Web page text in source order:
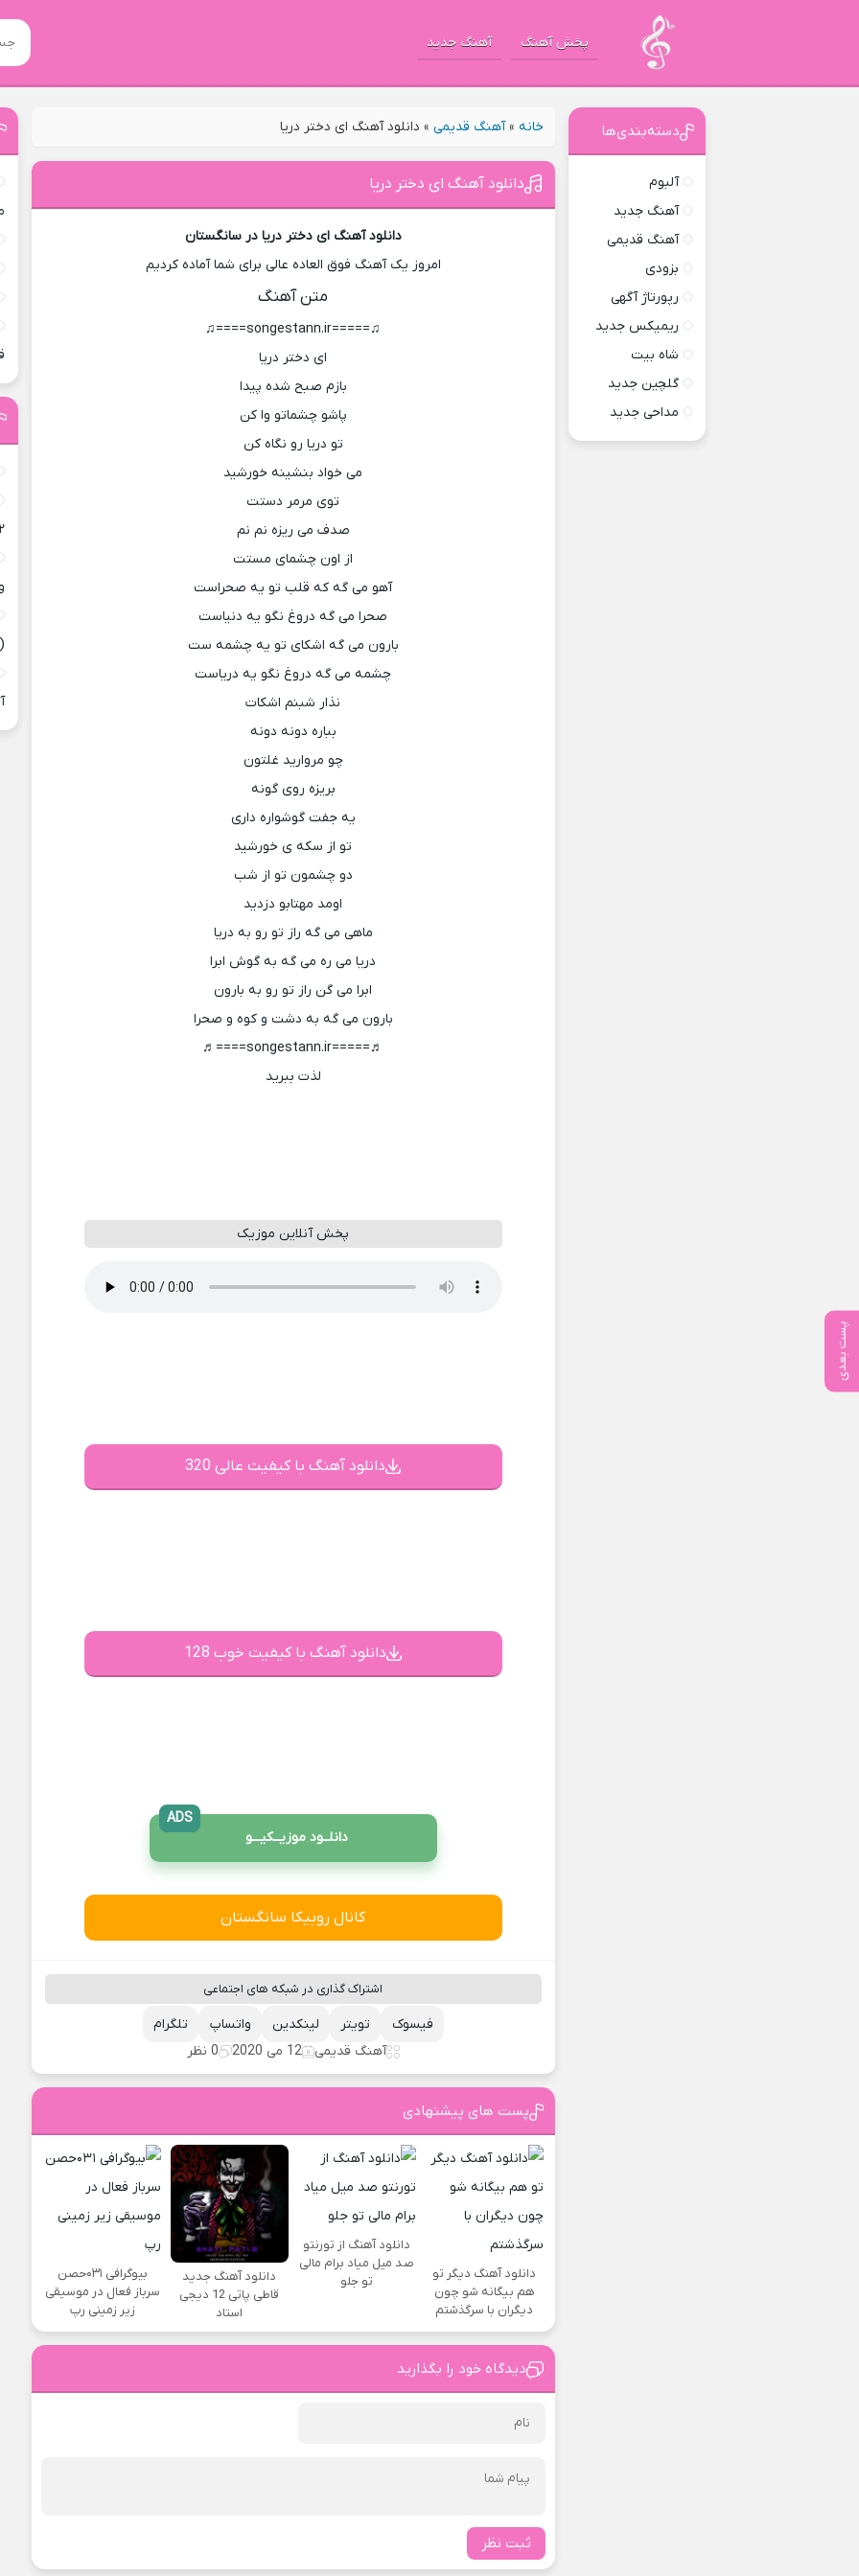
پخش آهنگ آهنگ جدید
خانه »آهنگ قدیمی » دانلود آهنگ ای دختر دریا
پست بعدی
دانلود آهنگ ای دختر دریا
دانلود آهنگ ای دختر دریا در سانگستان
امروز یک آهنگ فوق العاده عالی برای شما آماده کردیم
متن آهنگ
♫=====songestann.ir====♫
ای دختر دریا
بازم صبح شده پیدا
پاشو چشماتو وا کن
تو دریا رو نگاه کن
می خواد بنشینه خورشید
توی مرمر دستت
صدف می ریزه نم نم
از اون چشمای مستت
آهو می گه که قلب تو یه صحراست
صحرا می گه دروغ نگو یه دنیاست
بارون می گه اشکای تو یه چشمه ست
چشمه می گه دروغ نگو یه دریاست
نذار شبنم اشکات
بباره دونه دونه
چو مروارید غلتون
بریزه روی گونه
یه جفت گوشواره داری
تو از سکه ی خورشید
دو چشمون تو از شب
اومد مهتابو دزدید
ماهی می گه راز تو رو به دریا
دریا می ره می گه به گوش ابرا
ابرا می گن راز تو رو به بارون
بارون می گه به دشت و کوه و صحرا
♬=====songestann.ir====♬
لذت ببرید
پخش آنلاین موزیک
دانلود آهنگ با کیفیت عالی 320
دانلود آهنگ با کیفیت خوب 128
دانلــود موزیــکیـــو
ADS
کانال روبیکا سانگستان
اشتراک گذاری در شبکه های اجتماعی
تلگرام واتساپ لینکدین تویتر
فیسوک
آهنگ قدیمی
12 می 2020 0 نظر
پست های پیشنهادی
دانلود آهنگ دیگر تو
هم بیگانه شو چون
دیگران با سرگذشتم
دانلود آهنگ از تورنتو
صد میل میاد برام مالی
تو جلو
دانلود آهنگ جدید
قاطی پاتی 12 دیجی
استاد
بیوگرافی ۰۳۱حصن
سرباز فعال در موسیقی
زیر زمینی رپ
دیدگاه خود را بگذارید
ثبت نظر
دسته‌بندی‌ها
آلبوم
آهنگ جدید
آهنگ قدیمی
بزودی
رپورتاژ آگهی
ریمیکس جدید
شاه بیت
گلچین جدید
مداحی جدید
۲